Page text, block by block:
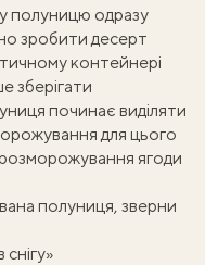
полуницю одразу
зробити десерт
контейнері
зберігати
починає виділяти
для цього
ягоди
полуниця, зверни